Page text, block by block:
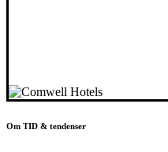
Om TID & tendenser